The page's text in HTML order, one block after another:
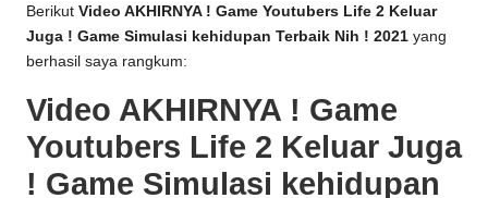
Berikut Video AKHIRNYA ! Game Youtubers Life 2 Keluar
Juga ! Game Simulasi kehidupan Terbaik Nih ! 2021 yang
berhasil saya rangkum:
Video AKHIRNYA ! Game
Youtubers Life 2 Keluar Juga
! Game Simulasi kehidupan